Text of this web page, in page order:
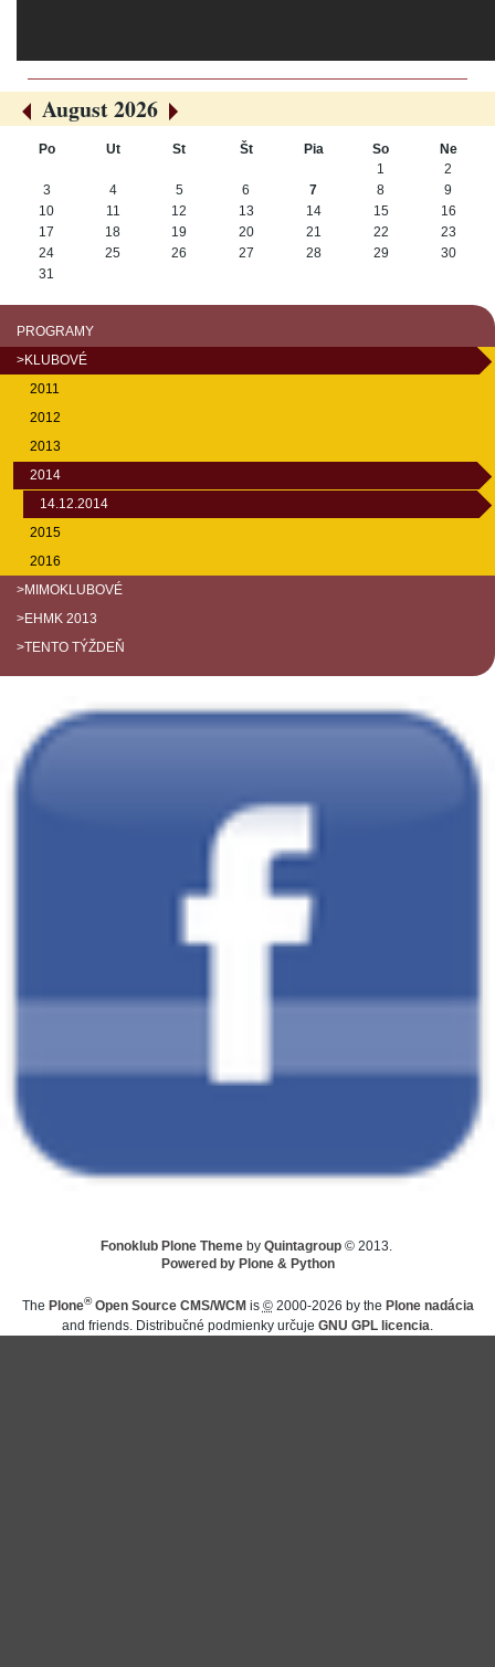
«
August 2026
»
Po Ut St Št Pia So
Ne
1
2
3
4 5 6 7 8
9
10
11 12 13 14 15
16
17
18 19 20 21 22
23
24
25 26 27 28 29
30
31
PROGRAMY
>KLUBOVÉ
2011
2012
2013
2014
14.12.2014
2015
2016
>MIMOKLUBOVÉ
>EHMK 2013
>TENTO TÝŽDEŇ
Fonoklub Plone Themeby Quintagroup© 2013.
Powered by Plone & Python
The Plone®Open Source CMS/WCMis ©2000-2026 by the Plone nadácia
and friends. Distribučné podmienky určuje GNU GPL licencia